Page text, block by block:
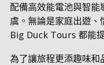
配備高效能電池與智能
虞。無論是家庭出遊、
Big Duck Tours 都能
為了讓旅程更添趣味